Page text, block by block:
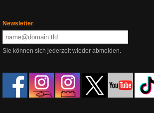
Newsletter
Sie können sich jederzeit wieder abmelden.